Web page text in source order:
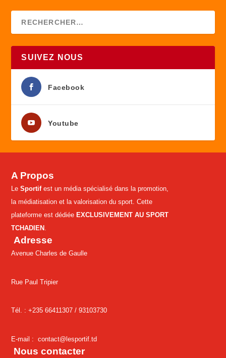
SUIVEZ NOUS
Facebook
Youtube
A Propos
LeSportifest un média spécialisé dans la promotion,
la médiatisation et la valorisation du sport. Cette
plateforme est dédiée EXCLUSIVEMENT AU SPORT
TCHADIEN .
Adresse
Avenue Charles de Gaulle
Rue Paul Tripier
Tél. : +235 66411307 /93103730
E-mail :contact@lesportif.td
Nous contacter